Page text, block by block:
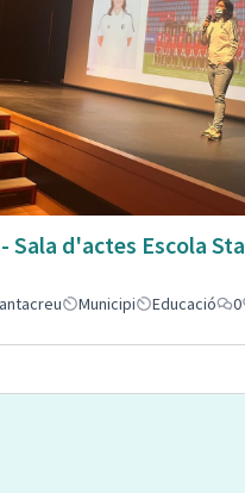
Sala d'actes Escola Sta
Municipi Educació 0